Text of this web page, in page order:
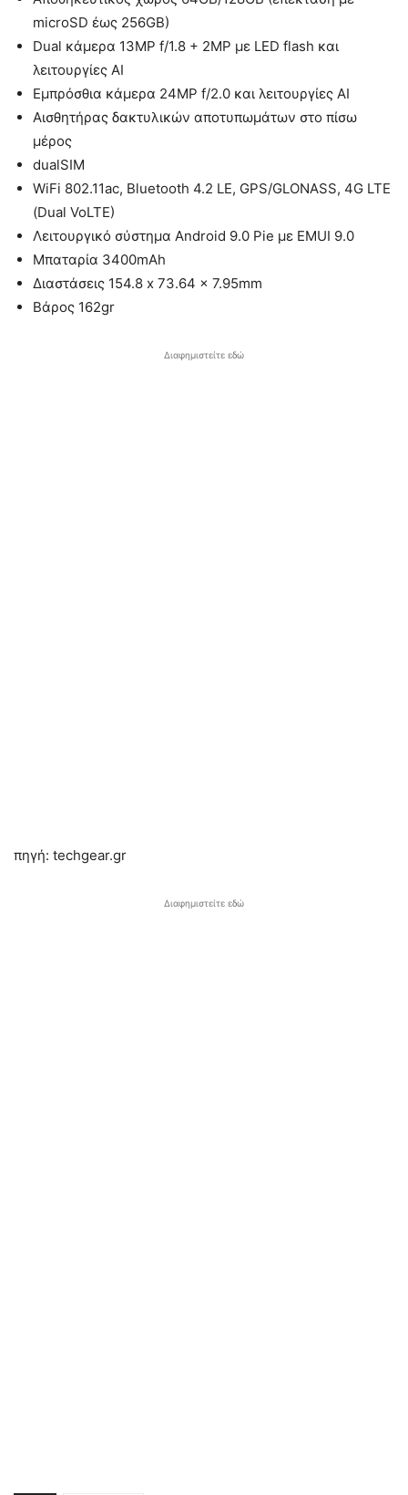
microSD έως 256GB)
Dual κάμερα 13MP f/1.8 + 2MP με LED flash και
λειτουργίες AI
Εμπρόσθια κάμερα 24MP f/2.0 και λειτουργίες AI
Αισθητήρας δακτυλικών αποτυπωμάτων στο πίσω
μέρος
dualSIM
WiFi 802.11ac, Bluetooth 4.2 LE, GPS/GLONASS, 4G LTE
(Dual VoLTE)
Λειτουργικό σύστημα Android 9.0 Pie με EMUI 9.0
Μπαταρία 3400mAh
Διαστάσεις 154.8 x 73.64 x 7.95mm
Βάρος 162gr
Διαφημιστείτε εδώ
πηγή: techgear.gr
Διαφημιστείτε εδώ